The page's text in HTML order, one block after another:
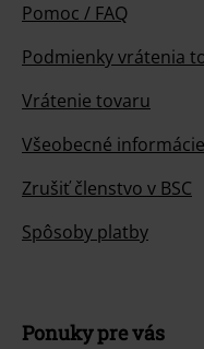
Pomoc / FAQ
Podmienky vrátenia
Vrátenie tovaru
Všeobecné
Zrušiť členstvo v BSC
Spôsoby platby
Ponuky pre vás